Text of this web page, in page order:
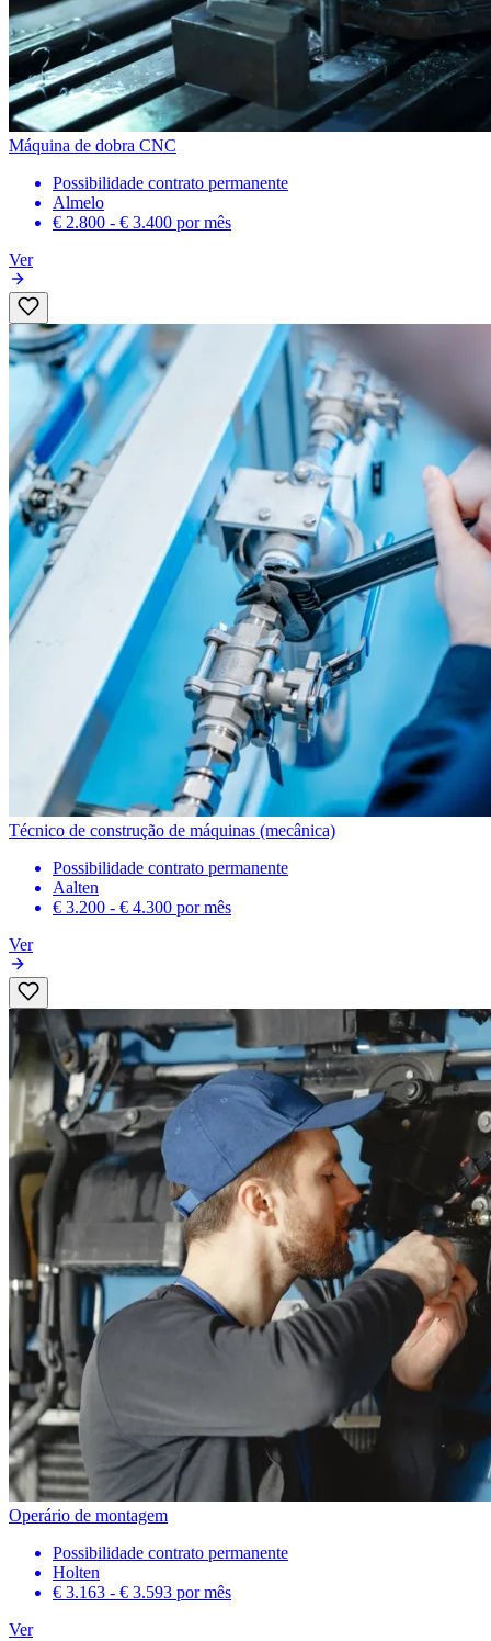
Máquina de dobra CNC
Possibilidade contrato permanente
Almelo
€ 2.800 - € 3.400 por mês
Ver
Técnico de construção de máquinas (mecânica)
Possibilidade contrato permanente
Aalten
€ 3.200 - € 4.300 por mês
Ver
Operário de montagem
Possibilidade contrato permanente
Holten
€ 3.163 - € 3.593 por mês
Ver